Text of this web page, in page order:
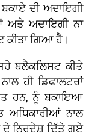
ਦੀ ਅਦਾਇਗੀ
ਅਤੇ ਅਦਾਇਗੀ ਨਾ
ਕੀਤਾ ਗਿਆ ਹੈ।
ਬਲੈਕਲਿਸਟ ਕੀਤੇ
ਹੀ ਡਿਫਾਲਟਰਾਂ
ਹਨ, ਨੂੰ ਬਕਾਇਆ
ਨਾਲ
ਨਿਰਦੇਸ਼ ਦਿੱਤੇ ਗਏ